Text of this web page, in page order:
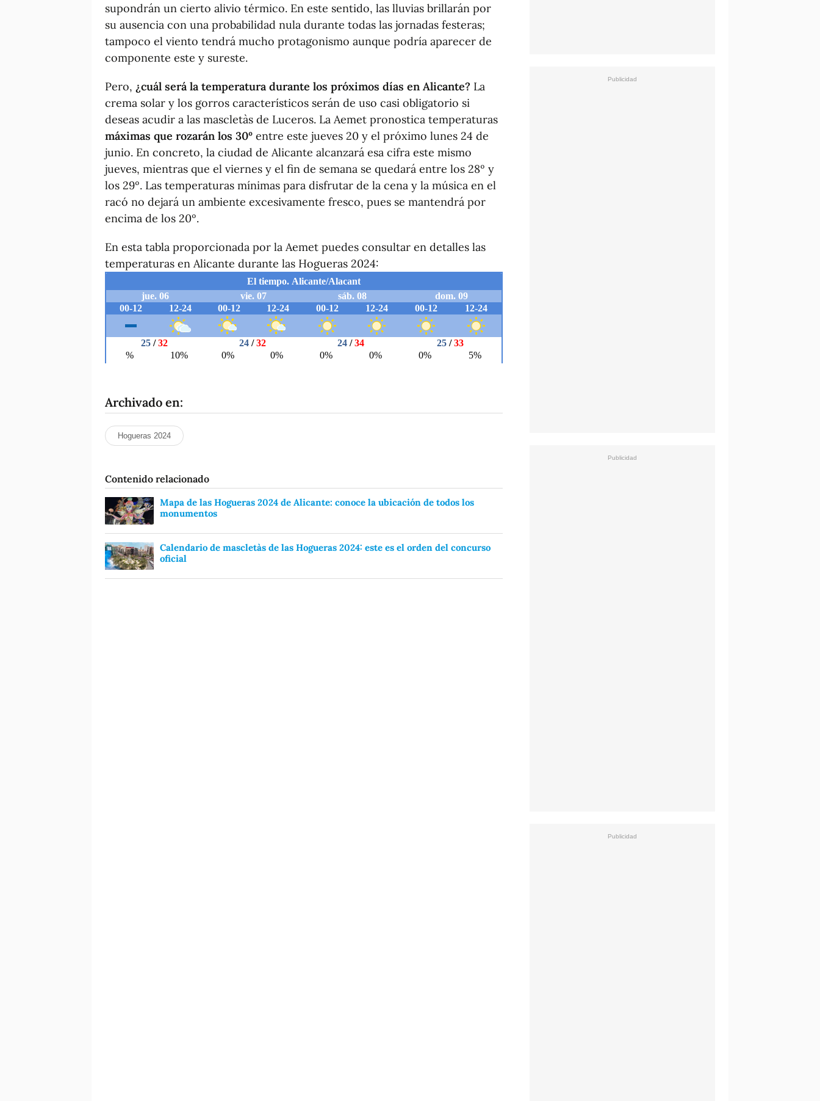
supondrán un cierto alivio térmico. En este sentido, las lluvias brillarán por
su ausencia con una probabilidad nula durante todas las jornadas festeras;
tampoco el viento tendrá mucho protagonismo aunque podría aparecer de
componente este y sureste.
Pero, ¿cuál será la temperatura durante los próximos días en Alicante? La
crema solar y los gorros característicos serán de uso casi obligatorio si
deseas acudir a las mascletàs de Luceros. La Aemet pronostica temperaturas
máximas que rozarán los 30º entre este jueves 20 y el próximo lunes 24 de
junio. En concreto, la ciudad de Alicante alcanzará esa cifra este mismo
jueves, mientras que el viernes y el fin de semana se quedará entre los 28º y
los 29º. Las temperaturas mínimas para disfrutar de la cena y la música en el
racó no dejará un ambiente excesivamente fresco, pues se mantendrá por
encima de los 20º.
En esta tabla proporcionada por la Aemet puedes consultar en detalles las
temperaturas en Alicante durante las Hogueras 2024:
Archivado en:
Hogueras 2024
Contenido relacionado
Mapa de las Hogueras 2024 de Alicante: conoce la ubicación de todos los
monumentos
Calendario de mascletàs de las Hogueras 2024: este es el orden del concurso
oficial